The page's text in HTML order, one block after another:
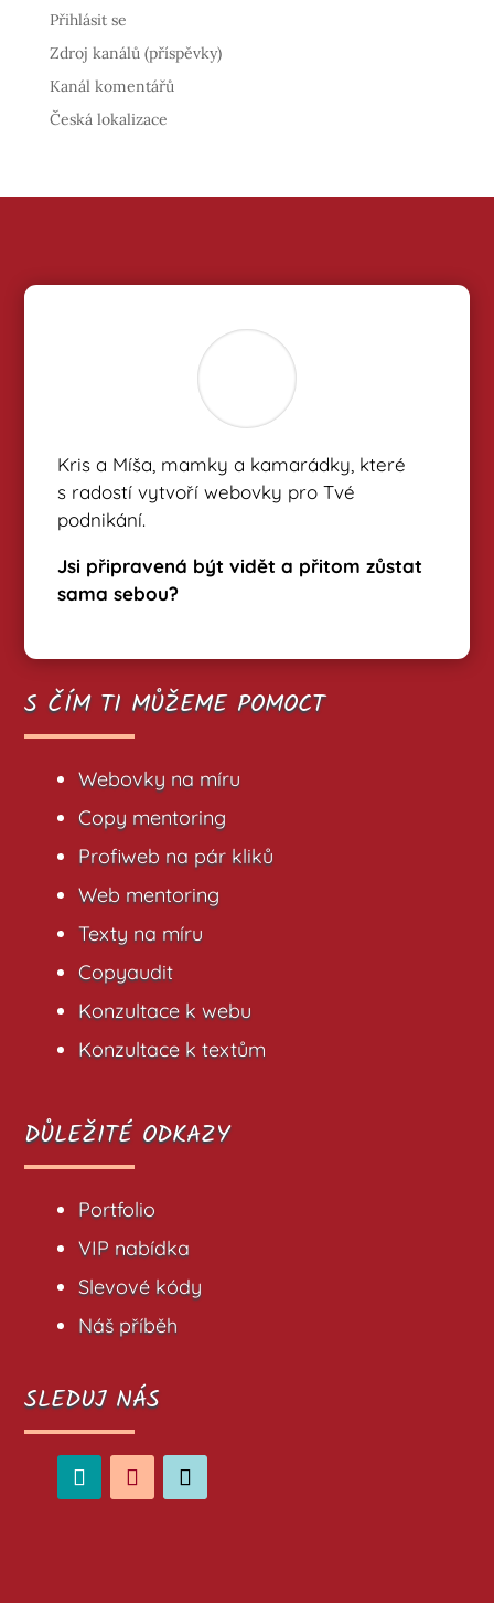
Přihlásit se
Zdroj kanálů (příspěvky)
Kanál komentářů
Česká lokalizace
Kris a Míša, mamky a kamarádky, které
s radostí vytvoří webovky pro Tvé
podnikání.
Jsi připravená být vidět a přitom zůstat
sama sebou?
S ČÍM TI MŮŽEME POMOCT
Webovky na míru
Copy mentoring
Profiweb na pár kliků
Web mentoring
Texty na míru
Copyaudit
Konzultace k webu
Konzultace k textům
DŮLEŽITÉ ODKAZY
Portfolio
VIP nabídka
Slevové kódy
Náš příběh
SLEDUJ NÁS